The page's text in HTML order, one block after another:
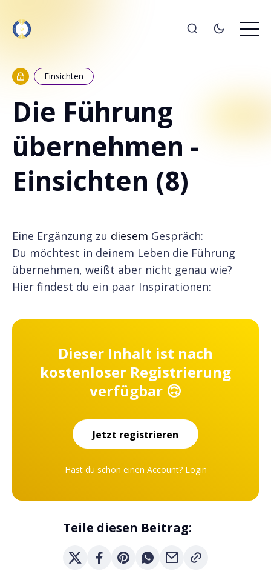
Einsichten
Die Führung
übernehmen -
Einsichten (8)
Eine Ergänzung zu diesem Gespräch:
Du möchtest in deinem Leben die Führung
übernehmen, weißt aber nicht genau wie?
Hier findest du ein paar Inspirationen:
Dieser Inhalt ist nach
kostenloser Registrierung
verfügbar 🙃
Jetzt registrieren
Hast du schon einen Account? Login
Teile diesen Beitrag: